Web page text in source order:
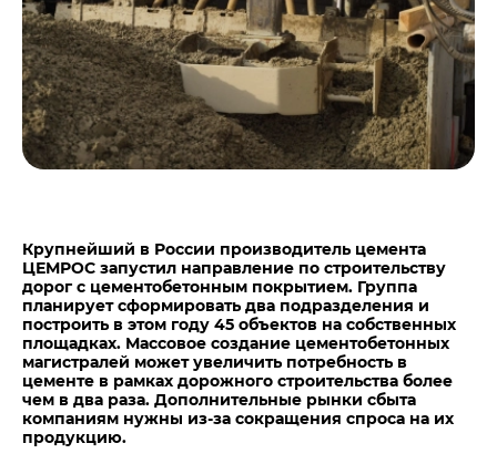
Крупнейший в России производитель цемента
ЦЕМРОС запустил направление по строительству
дорог с цементобетонным покрытием. Группа
планирует сформировать два подразделения и
построить в этом году 45 объектов на собственных
площадках. Массовое создание цементобетонных
магистралей может увеличить потребность в
цементе в рамках дорожного строительства более
чем в два раза. Дополнительные рынки сбыта
компаниям нужны из-за сокращения спроса на их
продукцию.
Центры дистрибуции
Реализация ТМЦ и непрофильных активов
Политика в области закупок
В помощь поставщику
Не только цемент
Люди ЦЕМРОСа
Технологии и тренды
Издание для клиентов
Аналитика цементной отрасли
Контакты
Контакты
Контакты для СМИ
Служба доверия